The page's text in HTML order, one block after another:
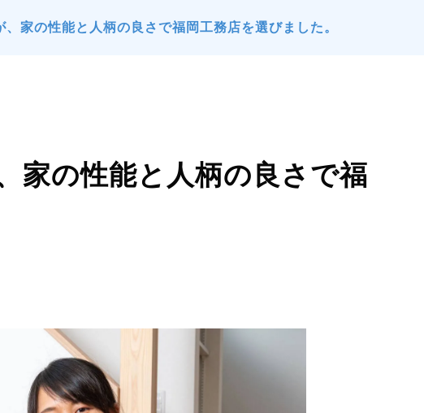
家の性能と人柄の良さで福岡工務店を選びました。
家の性能と人柄の良さで福